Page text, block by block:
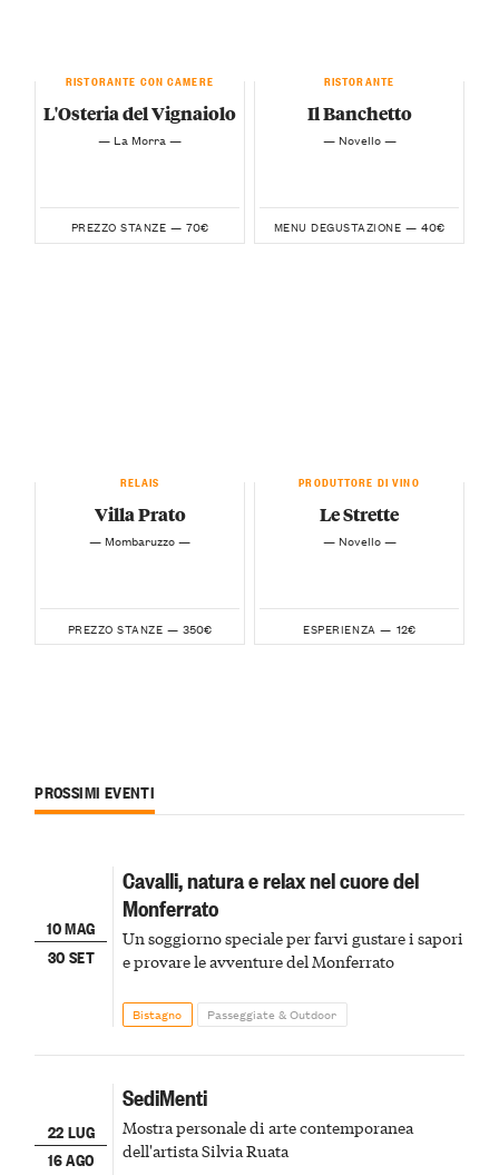
RISTORANTE CON CAMERE
L'Osteria del Vignaiolo
— La Morra —
PREZZO STANZE — 70€
RISTORANTE
Il Banchetto
— Novello —
MENU DEGUSTAZIONE — 40€
RELAIS
Villa Prato
— Mombaruzzo —
PREZZO STANZE — 350€
PRODUTTORE DI VINO
Le Strette
— Novello —
ESPERIENZA — 12€
PROSSIMI EVENTI
10 MAG
30 SET
Cavalli, natura e relax nel cuore del
Monferrato
Un soggiorno speciale per farvi gustare i sapori
e provare le avventure del Monferrato
Bistagno Passeggiate & Outdoor
22 LUG
16 AGO
SediMenti
Mostra personale di arte contemporanea
dell'artista Silvia Ruata